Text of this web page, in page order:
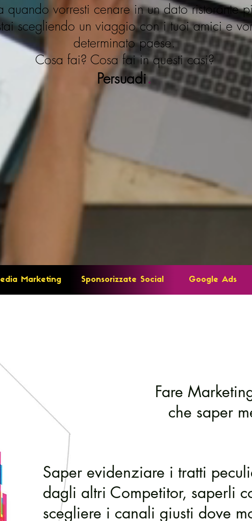
quando vorresti cenare in un dato ristorante
scegliendo un viaggio con i tuoi amici e
determinato paese.
Cosa fai? Cosa fai in questi casi?
Persuadi.
Marketing Sponsorizzate Social Google Ads
Fare
che saper
Saper evidenziare i tratti
dagli altri Competitor, saperli
scegliere i canali giusti dove